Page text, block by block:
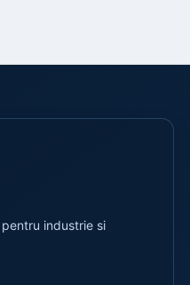
industrie si